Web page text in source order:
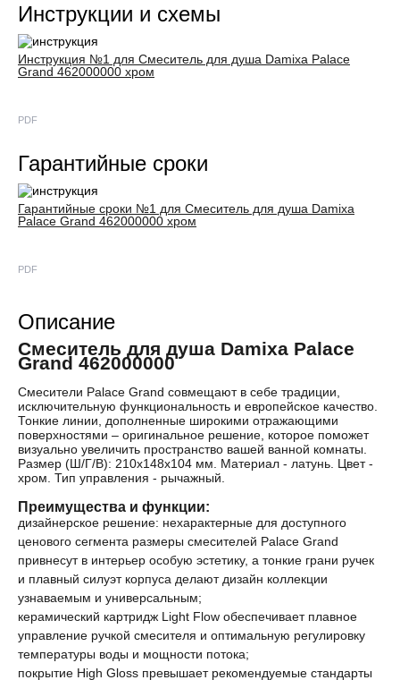
Инструкции и схемы
Инструкция №1 для Смеситель для душа Damixa Palace
Grand 462000000 хром
PDF
Гарантийные сроки
Гарантийные сроки №1 для Смеситель для душа Damixa
Palace Grand 462000000 хром
PDF
Описание
Смеситель для душа Damixa Palace
Grand 462000000
Смесители Palace Grand совмещают в себе традиции,
исключительную функциональность и европейское качество.
Тонкие линии, дополненные широкими отражающими
поверхностями – оригинальное решение, которое поможет
визуально увеличить пространство вашей ванной комнаты.
Размер (Ш/Г/В): 210x148x104 мм. Материал - латунь. Цвет -
хром. Тип управления - рычажный.
Преимущества и функции:
дизайнерское решение: нехарактерные для доступного
ценового сегмента размеры смесителей Palace Grand
привнесут в интерьер особую эстетику, а тонкие грани ручек
и плавный силуэт корпуса делают дизайн коллекции
узнаваемым и универсальным;
керамический картридж Light Flow обеспечивает плавное
управление ручкой смесителя и оптимальную регулировку
температуры воды и мощности потока;
покрытие High Gloss превышает рекомендуемые стандарты